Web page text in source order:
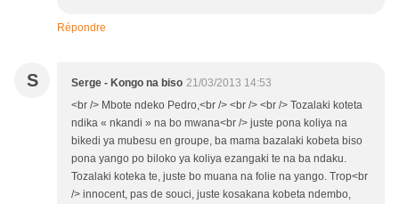
Répondre
S Serge - Kongo na biso 21/03/2013 14:53
<br /> Mbote ndeko Pedro,<br /> <br /> <br /> Tozalaki koteta
ndika « nkandi » na bo mwana<br /> juste pona koliya na
bikedi ya mubesu en groupe, ba mama bazalaki kobeta biso
pona yango po biloko ya koliya ezangaki te na ba ndaku.
Tozalaki koteka te, juste bo muana na folie na yango. Trop<br
/> innocent, pas de souci, juste kosakana kobeta ndembo,